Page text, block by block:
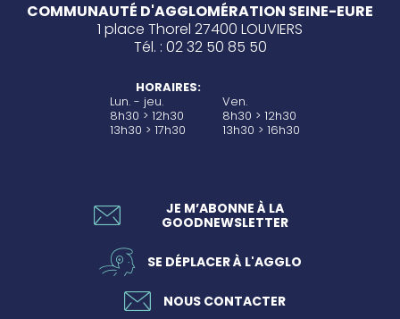
COMMUNAUTÉ D'AGGLOMÉRATION SEINE-EURE
1 place Thorel 27400 LOUVIERS
Tél. : 02 32 50 85 50
HORAIRES:
Lun. - jeu.
8h30 > 12h30
13h30 > 17h30
Ven.
8h30 > 12h30
13h30 > 16h30
JE M’ABONNE À LA
GOODNEWSLETTER
SE DÉPLACER À L'AGGLO
NOUS CONTACTER